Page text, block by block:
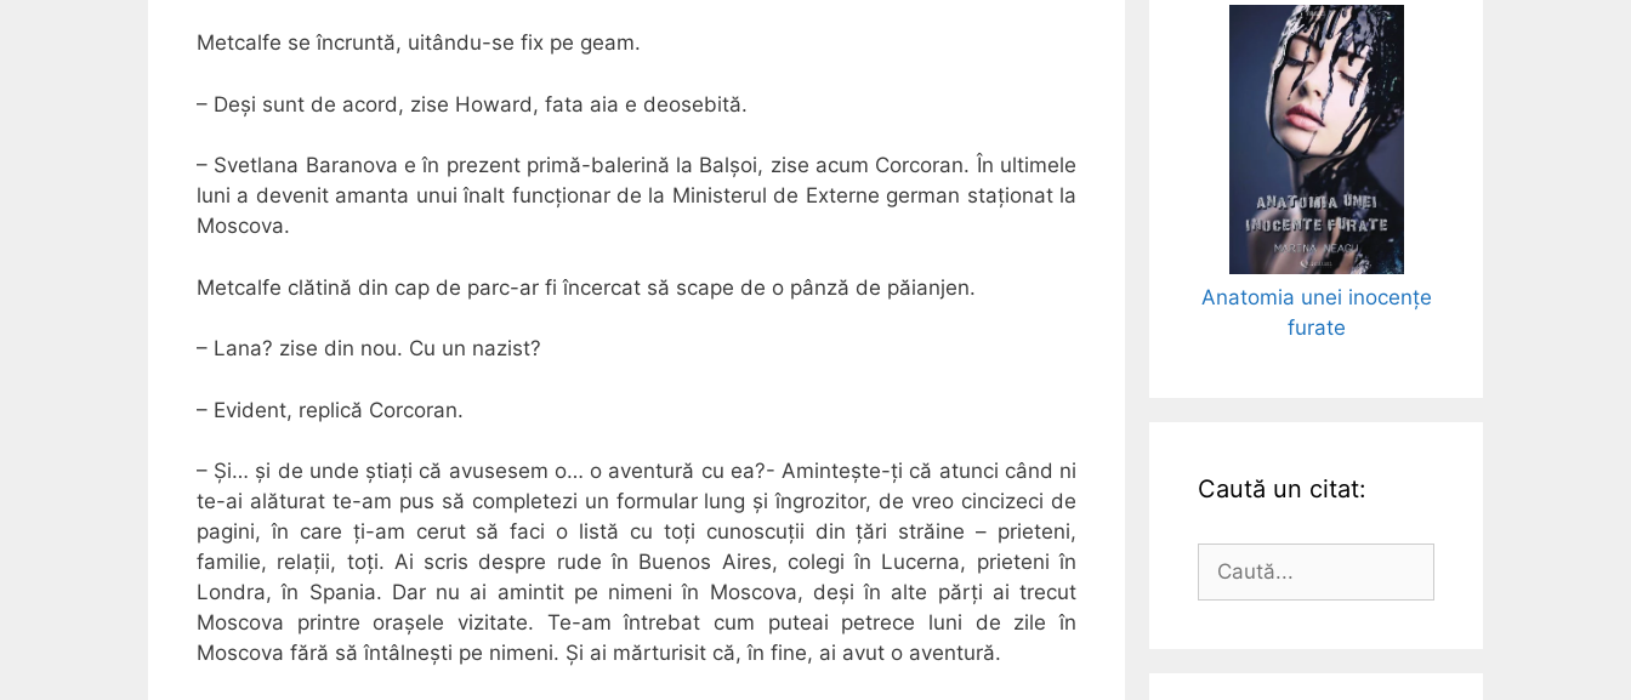
Metcalfe se încruntă, uitându-se fix pe geam.
– Deși sunt de acord, zise Howard, fata aia e deosebită.
– Svetlana Baranova e în prezent primă-balerină la Balșoi, zise acum Corcoran. În ultimele
luni a devenit amanta unui înalt funcționar de la Ministerul de Externe german staționat la
Moscova.
Metcalfe clătină din cap de parc-ar fi încercat să scape de o pânză de păianjen.
– Lana? zise din nou. Cu un nazist?
– Evident, replică Corcoran.
– Și… și de unde știați că avusesem o… o aventură cu ea?- Amintește-ți că atunci când ni
te-ai alăturat te-am pus să completezi un formular lung și îngrozitor, de vreo cincizeci de
pagini, în care ți-am cerut să faci o listă cu toți cunoscuții din țări străine – prieteni,
familie, relații, toți. Ai scris despre rude în Buenos Aires, colegi în Lucerna, prieteni în
Londra, în Spania. Dar nu ai amintit pe nimeni în Moscova, deși în alte părți ai trecut
Moscova printre orașele vizitate. Te-am întrebat cum puteai petrece luni de zile în
Moscova fără să întâlnești pe nimeni. Și ai mărturisit că, în fine, ai avut o aventură.
Anatomia unei inocențe
furate
Caută un citat:
Caută